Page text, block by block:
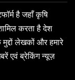
है जहाँ कृषि
करता है देश
लेखकों और हमारे
एवं ब्रेकिंग न्यूज़